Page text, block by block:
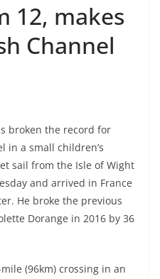
12, makes
Channel
broken the record for
in a small children’s
sail from the Isle of Wight
and arrived in France
He broke the previous
Dorange in 2016 by 36
(96km) crossing in an